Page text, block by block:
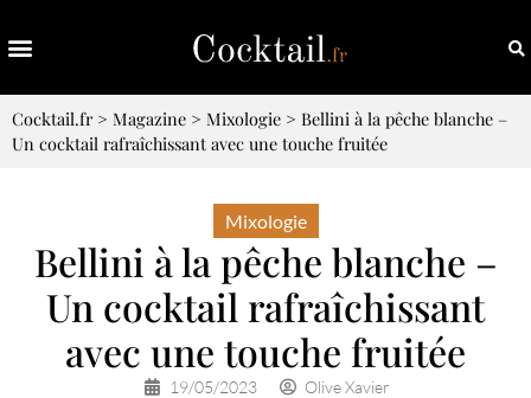
Cocktail.fr> Magazine > Mixologie > Bellini à la pêche blanche –
Un cocktail rafraîchissant avec une touche fruitée
Mixologie
Bellini à la pêche blanche –
Un cocktail rafraîchissant
avec une touche fruitée
19/05/2023 Olive Xavier